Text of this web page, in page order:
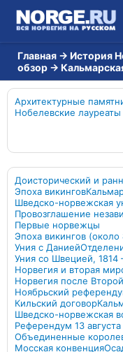
Главная → История
обзор →
Архитектурные
Нобелевские лауреаты
Доисторический и
Эпоха викингов
Шведско-норвежская
Провозглашение
Первые норвежцы
Эпоха викингов (около
Уния с Данией
Уния со Швецией, 1814
Норвегия и вторая
Норвегия после
Ноябрьский
Кильский договор
Шведско-норвежская
Референдум 13
Объединенные
Мосская конвенция